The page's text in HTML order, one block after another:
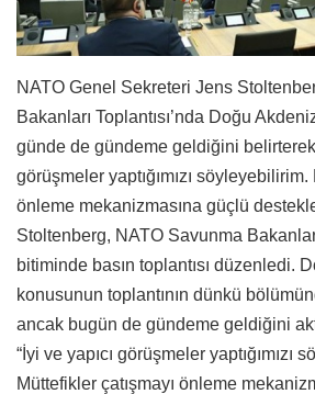
NATO Genel Sekreteri Jens
Bakanları Toplantısı’nda Doğu
günde de gündeme geldiğini belirterek
görüşmeler yaptığımızı söyleyebilirim.
önleme mekanizmasına güçlü
Stoltenberg, NATO Savunma Bakanları
bitiminde basın toplantısı düzenledi.
konusunun toplantının dünkü
ancak bugün de gündeme geldiğini
“İyi ve yapıcı görüşmeler yaptığımızı
Müttefikler çatışmayı önleme